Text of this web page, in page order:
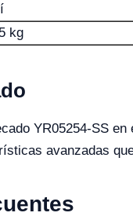
kg
YR05254-SS
avanzadas